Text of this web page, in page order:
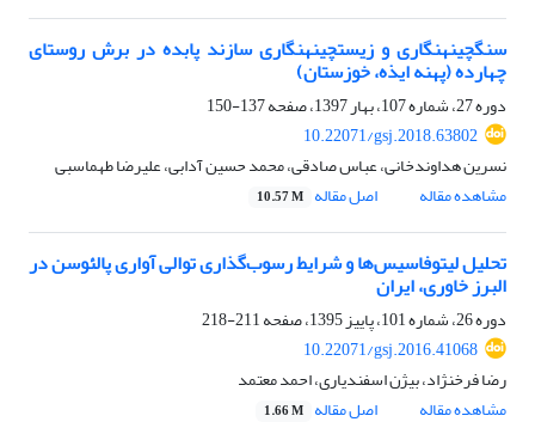
سنگ‎چینه‎نگاری و زیست‎چینه‎نگاری سازند پابده در برش روستای
چهارده (پهنه ایذه، خوزستان)
دوره 27، شماره 107، بهار 1397، صفحه
137-150
10.22071/gsj.2018.63802
نسرین هداوندخانی، عباس صادقی، محمد حسین آدابی، علیرضا طهماسبی
مشاهده مقاله
اصل مقاله 10.57 M
تحلیل لیتوفاسیس‌ها و شرایط رسوب‌گذاری توالی آواری پالئوسن در
البرز خاوری، ایران
دوره 26، شماره 101، پاییز 1395، صفحه
211-218
10.22071/gsj.2016.41068
رضا فرخ‎نژاد، بیژن اسفندیاری، احمد معتمد
مشاهده مقاله
اصل مقاله 1.66 M